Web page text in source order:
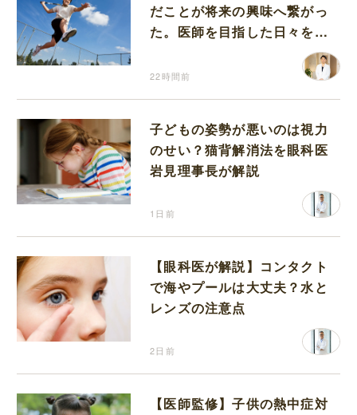
だことが将来の興味へ繋がっ
た。医師を目指した日々を振
22時間前
子どもの姿勢が悪いのは視力
のせい？猫背解消法を眼科医
岩見理事長が解説
1日前
【眼科医が解説】コンタクト
で海やプールは大丈夫？水と
レンズの注意点
2日前
【医師監修】子供の熱中症対